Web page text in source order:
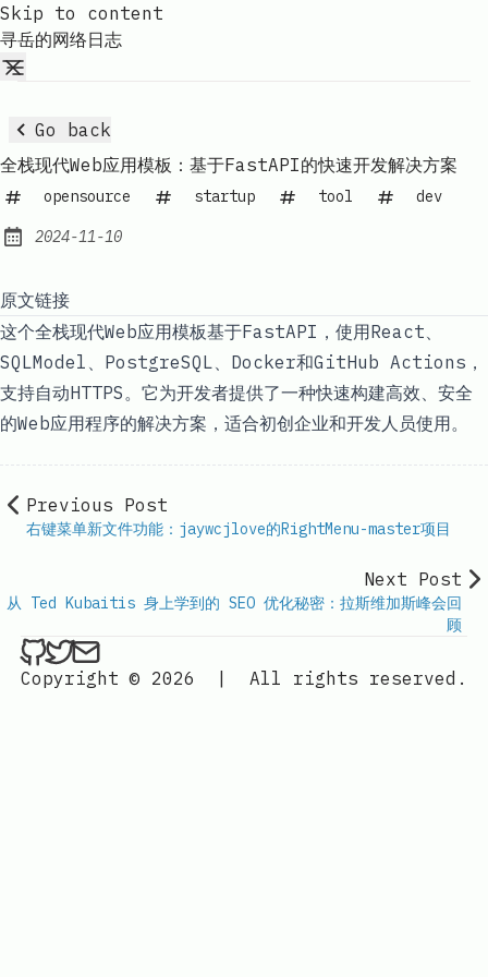
Skip to content
寻岳的网络日志
Go back
全栈现代Web应用模板：基于FastAPI的快速开发解决方案
opensource startup tool dev
Published:
2024-11-10
原文链接
这个全栈现代Web应用模板基于FastAPI，使用React、
SQLModel、PostgreSQL、Docker和GitHub Actions，
支持自动HTTPS。它为开发者提供了一种快速构建高效、安全
的Web应用程序的解决方案，适合初创企业和开发人员使用。
Previous Post
右键菜单新文件功能：jaywcjlove的RightMenu-master项目
Next Post
从 Ted Kubaitis 身上学到的 SEO 优化秘密：拉斯维加斯峰会回
顾
ethan4768 on Github
ethan4768 on Twitter
Send an email to
Copyright © 2026
All rights reserved.